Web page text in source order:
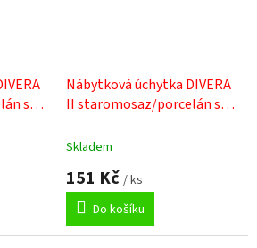
s
Nábytková úchytka DIVERA
II staromosaz/porcelán s
Skladem
151 Kč / ks
Do košíku